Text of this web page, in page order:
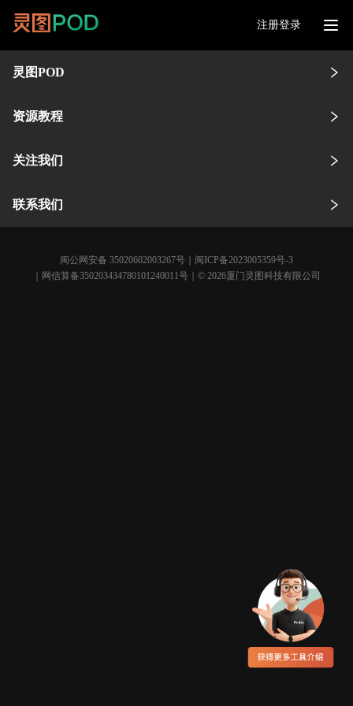
注册登录
灵图POD
资源教程
关注我们
联系我们
闽公网安备 35020602003267号
闽ICP备2023005359号-3
｜网信算备350203434780101240011号｜© 2026厦门灵图科技有限公司